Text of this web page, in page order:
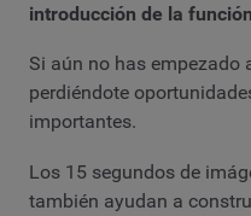
introducción de la función
Si aún no has empezado
perdiéndote
importantes.
Los 15 segundos de
también ayudan a